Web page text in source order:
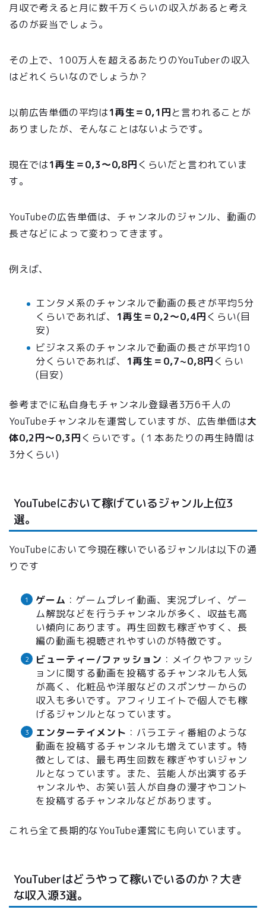
月収で考えると月に数千万くらいの収入があると考え
るのが妥当でしょう。
その上で、100万人を超えるあたりのYouTuberの収入
はどれくらいなのでしょうか？
以前広告単価の平均は1再生＝0,1円と言われることが
ありましたが、そんなことはないようです。
現在では1再生＝0,3〜0,8円くらいだと言われていま
す。
YouTubeの広告単価は、チャンネルのジャンル、動画の
長さなどによって変わってきます。
例えば、
エンタメ系のチャンネルで動画の長さが平均5分
くらいであれば、 1再生＝ 0,2〜0,4円くらい(目
安)
ビジネス系のチャンネルで動画の長さが平均10
分くらいであれば、 1再生＝ 0,7~0,8円くらい
(目安)
参考までに私自身もチャンネル登録者3万6千人の
YouTubeチャンネルを運営していますが、広告単価は大
体0,2円〜0,3円くらいです。(１本あたりの再生時間は
3分くらい)
YouTubeにおいて稼げているジャンル上位3
選。
YouTubeにおいて今現在稼いでいるジャンルは以下の通
りです
ゲーム ：ゲームプレイ動画、実況プレイ、ゲー
ム解説などを行うチャンネルが多く、収益も高
い傾向にあります。再生回数も稼ぎやすく、長
編の動画も視聴されやすいのが特徴です。
ビューティー/ファッション ：メイクやファッシ
ョンに関する動画を投稿するチャンネルも人気
が高く、化粧品や洋服などのスポンサーからの
収入も多いです。アフィリエイトで個人でも稼
げるジャンルとなっています。
エンターテイメント ：バラエティ番組のような
動画を投稿するチャンネルも増えています。特
徴としては、最も再生回数を稼ぎやすいジャン
ルとなっています。また、芸能人が出演するチ
ャンネルや、お笑い芸人が自身の漫才やコント
を投稿するチャンネルなどがあります。
これら全て長期的なYouTube運営にも向いています。
YouTuberはどうやって稼いでいるのか？大き
な収入源3選。